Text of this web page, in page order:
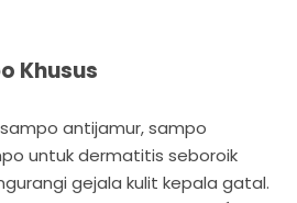
Khusus
antijamur, sampo
untuk dermatitis seboroik
gejala kulit kepala gatal.